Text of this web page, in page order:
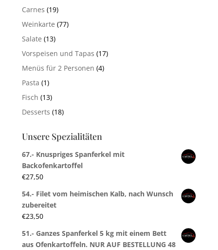
Carnes (19)
Weinkarte (77)
Salate (13)
Vorspeisen und Tapas (17)
Menüs für 2 Personen (4)
Pasta (1)
Fisch (13)
Desserts (18)
Unsere Spezialitäten
67.- Knuspriges Spanferkel mit
Backofenkartoffel
€27,50
54.- Filet vom heimischen Kalb, nach Wunsch
zubereitet
€23,50
51.- Ganzes Spanferkel 5 kg mit einem Bett
aus Ofenkartoffeln. NUR AUF BESTELLUNG 48